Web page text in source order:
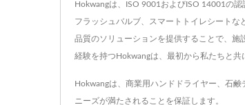
Hokwangは、ISO 9001およびISO 14001の
フラッシュバルブ、スマートトイレシート
品質のソリューションを提供することで、
経験を持つHokwangは、最初から私たちと
Hokwangは、商業用ハンドドライヤー、石
ニーズが満たされることを保証します。